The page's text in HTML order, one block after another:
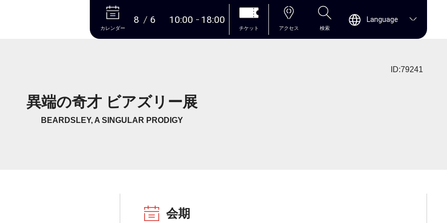
本文へ
カレンダー
8 6 10:00 18:00
チケット アクセス 検索
Language
ID:79241
異端の奇才 ビアズリー展
BEARDSLEY, A SINGULAR PRODIGY
会期